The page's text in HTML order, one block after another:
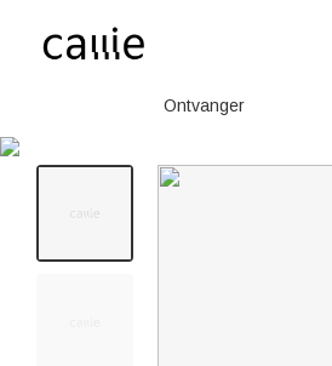
Ontvanger